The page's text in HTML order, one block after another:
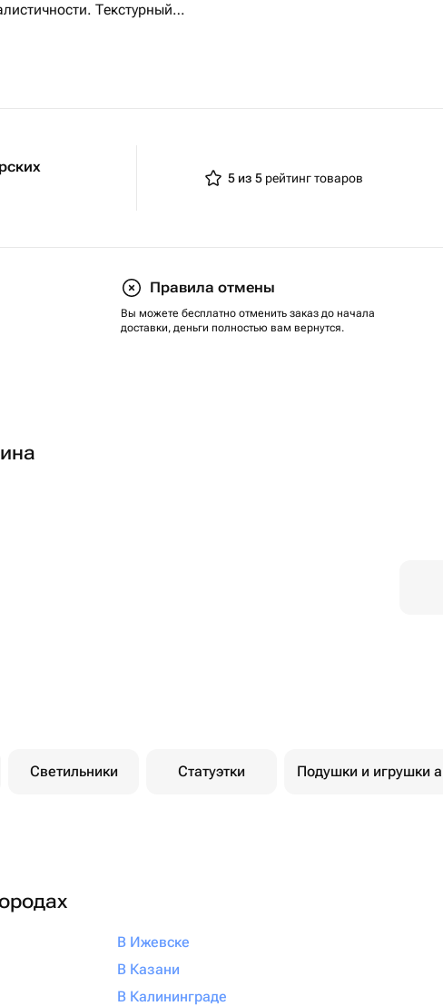
Текстурный
работу идеальным акцентом
5 из 5 рейтинг товаров
Правила отмены
Вы можете бесплатно отменить заказ до начала
доставки, деньги полностью вам вернутся.
Светильники Статуэтки Подушки и игрушки
В Ижевске
В Казани
В Калининграде